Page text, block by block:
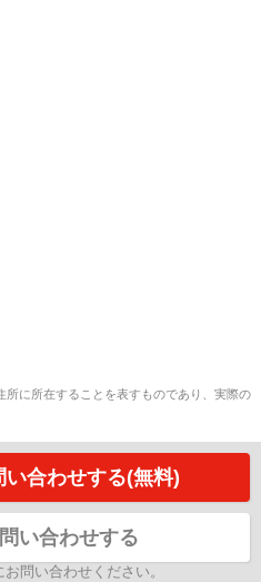
に所在することを表すものであり、実際の
い合わせする(無料)
い合わせする
問い合わせください。